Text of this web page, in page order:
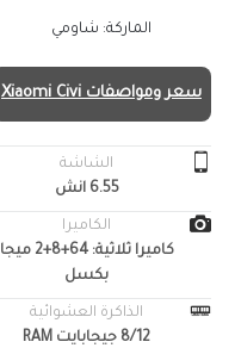
الماركة: شاومي
سعر ومواصفات Xiaomi Civi
الشاشة
6.55 انش
الكاميرا
كاميرا ثلاثية: 64+8+2 ميجا
بكسل
الذاكرة العشوائية
8/12 جيجابايت RAM